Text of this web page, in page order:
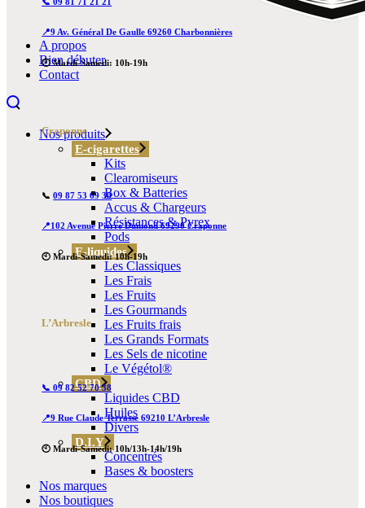
A propos
Bien débuter
Contact
Nos produits
E-cigarettes
Kits
Clearomiseurs
Box & Batteries
Accus & Chargeurs
Résistances & Pyrex
Pods
E-liquides
Les Classiques
Les Frais
Les Fruits
Les Gourmands
Les Fruits frais
Les Grands Formats
Les Sels de nicotine
Le Végétol®
CBD
Liquides CBD
Huiles
Divers
D.I.Y
Concentrés
Bases & boosters
Nos marques
Nos boutiques
📍9 Av. Général De Gaulle 69260 Charbonnières
🕙 Mardi-Samedi: 10h-19h
Craponne
📞09 87 53 69 30
📍102 Avenue Pierre Dumond 69290 Craponne
🕙 Mardi-Samedi: 10h-19h
L’Arbresle
📞 09 82 52 70 38
📍9 Rue Claude Terrasse 69210 L’Arbresle
🕙 Mardi-Samedi: 10h/13h-14h/19h